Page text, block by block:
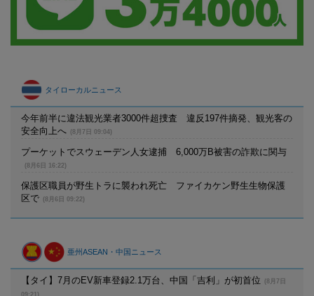
タイローカルニュース
今年前半に違法観光業者3000件超捜査 違反197件摘発、観光客の
安全向上へ
(8月7日 09:04)
プーケットでスウェーデン人女逮捕 6,000万B被害の詐欺に関与
(8月6日 16:22)
保護区職員が野生トラに襲われ死亡 ファイカケン野生生物保護
区で
(8月6日 09:22)
亜州ASEAN・中国ニュース
【タイ】7月のEV新車登録2.1万台、中国「吉利」が初首位
(8月7日